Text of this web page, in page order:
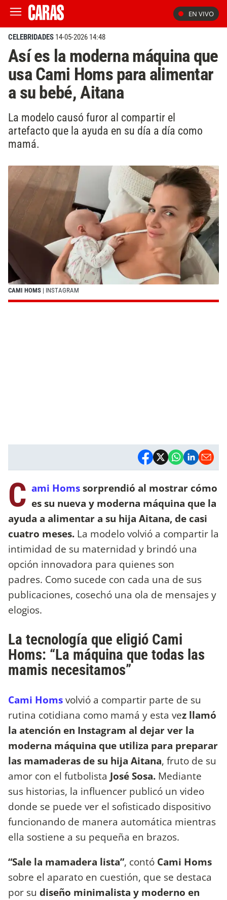
EN VIVO
CELEBRIDADES 14-05-2026 14:48
Así es la moderna máquina que
usa Cami Homs para alimentar
a su bebé, Aitana
La modelo causó furor al compartir el
artefacto que la ayuda en su día a día como
mamá.
CAMI HOMS | INSTAGRAM
C ami Homssorprendió al mostrar cómo
es su nueva y moderna máquina que la
ayuda a alimentar a su hija Aitana, de casi
cuatro meses. La modelo volvió a compartir la
intimidad de su maternidad y brindó una
opción innovadora para quienes son
padres. Como sucede con cada una de sus
publicaciones, cosechó una ola de mensajes y
elogios.
La tecnología que eligió Cami
Homs: “La máquina que todas las
mamis necesitamos”
Cami Homsvolvió a compartir parte de su
rutina cotidiana como mamá y esta vez llamó
la atención en Instagram al dejar ver la
moderna máquina que utiliza para preparar
las mamaderas de su hija Aitana, fruto de su
amor con el futbolista José Sosa. Mediante
sus historias, la influencer publicó un video
donde se puede ver el sofisticado dispositivo
funcionando de manera automática mientras
ella sostiene a su pequeña en brazos.
“Sale la mamadera lista”, contó Cami Homs
sobre el aparato en cuestión, que se destaca
por su diseño minimalista y moderno en